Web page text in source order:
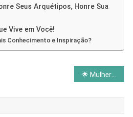
Seus Arquétipos, Honre Sua
Vive em Você!
Conhecimento e Inspiração?
🌟 Mulher Magnética: Desperte Seu Poder de Atração